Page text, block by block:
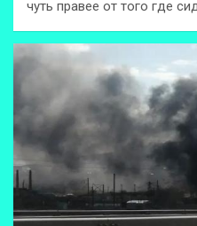
чуть правее от того где